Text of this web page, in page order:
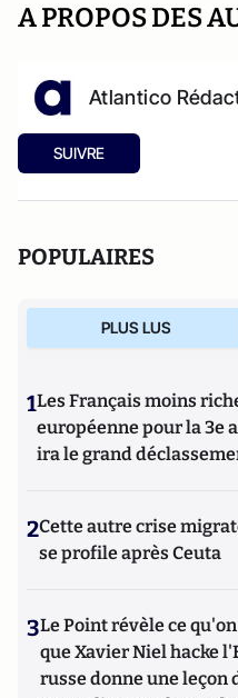
A PROPOS DES
Atlantico
SUIVRE
POPULAIRES
PLUS LUS
1Les Français moins
européenne pour la 3e
ira le grand
2Cette autre crise
se profile après Ceuta
3Le Point révèle ce
que Xavier Niel hacke
russe donne une leçon